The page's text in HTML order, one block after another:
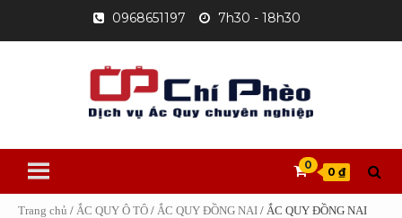
content
0968651197 7h30 - 18h30
0
0 ₫
Trang chủ / ẮC QUY Ô TÔ / ẮC QUY ĐỒNG NAI / ẮC QUY ĐỒNG NAI